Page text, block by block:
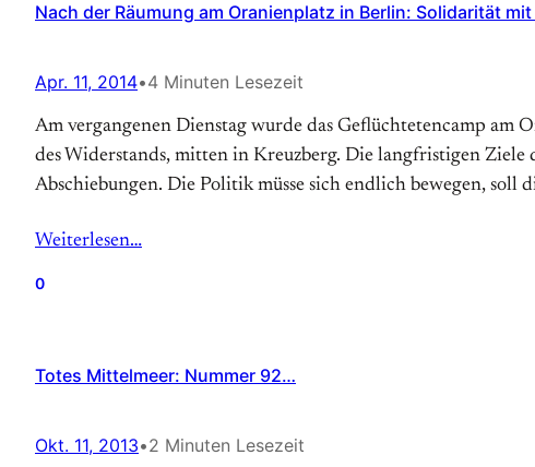
Nach der Räumung am Oranienplatz in Berlin: Solidarität
Apr. 11, 2014•4 Minuten Lesezeit
Am vergangenen Dienstag wurde das Geflüchtetencamp
des Widerstands, mitten in Kreuzberg. Die langfristigen
Abschiebungen. Die Politik müsse sich endlich bewegen, soll
Weiterlesen…
0
Totes Mittelmeer: Nummer 92…
Okt. 11, 2013•2 Minuten Lesezeit